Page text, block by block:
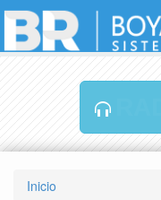
Inicio